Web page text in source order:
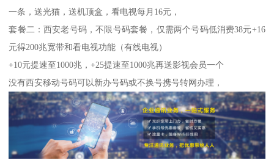
一条，送光猫，送机顶盒，看电视每月16元，
套餐二：西安老号码，不限号码套餐，仅需两个号码低消费38元+16
元得200兆宽带和看电视功能（有线电视）
+10元提速至1000兆，+25提速至1000兆再送影视会员一个
没有西安移动号码可以新办号码或不换号携号转网办理，